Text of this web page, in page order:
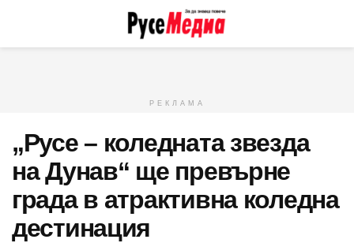
РЕКЛАМА
„Русе – коледната звезда
на Дунав“ ще превърне
града в атрактивна коледна
дестинация